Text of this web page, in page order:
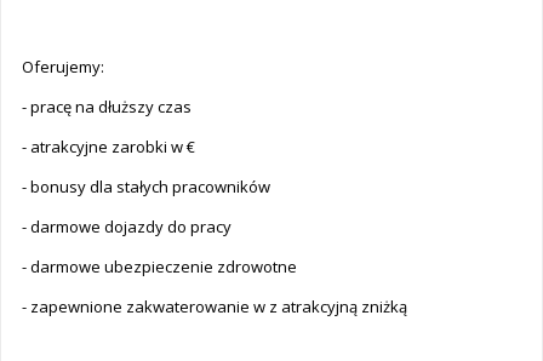
Oferujemy:
- pracę na dłuższy czas
- atrakcyjne zarobki w €
- bonusy dla stałych pracowników
- darmowe dojazdy do pracy
- darmowe ubezpieczenie zdrowotne
- zapewnione zakwaterowanie w z atrakcyjną zniżką